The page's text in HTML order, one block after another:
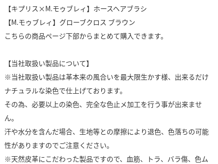
【キプリス×M.モゥブレィ】ホースヘアブラシ
【M.モゥブレィ】グローブクロス ブラウン
こちらの商品ページ下部からまとめて購入できます。
【当社取扱い製品について】
※当社取扱い製品は革本来の風合いを最大限生かす様、出来るだけ
ナチュラルな染色で仕上げております。
その為、必要以上の染色、完全な色止メ加工を行う事が出来ませ
ん。
汗や水分を含んだ場合、生地等との摩擦により退色、色落ちの可能
性がありますのでご注意ください。
※天然皮革にこだわった製品ですので、血筋、トラ、バラ傷、色ム